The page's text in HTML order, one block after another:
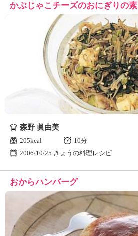
かぶじゃこチーズのおにぎりの素
森野 眞由美
205kcal
10分
2006/10/25 きょうの料理レシピ
おからハンバーグ